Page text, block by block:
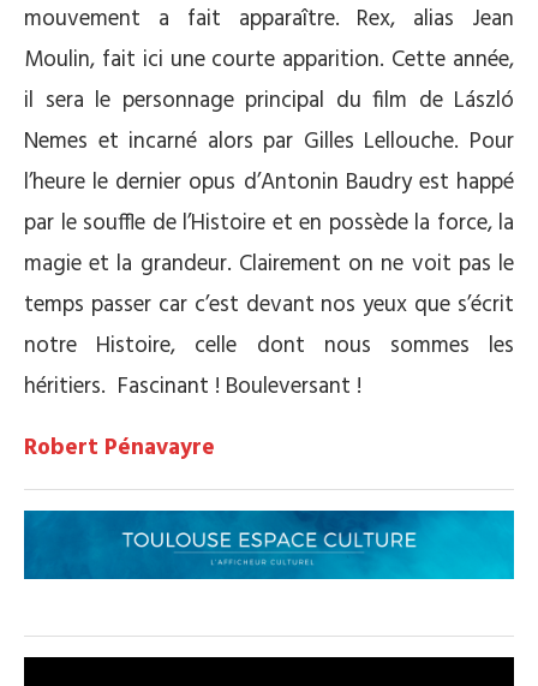
mouvement a fait apparaître. Rex, alias Jean
Moulin, fait ici une courte apparition. Cette année,
il sera le personnage principal du film de László
Nemes et incarné alors par Gilles Lellouche. Pour
l’heure le dernier opus d’Antonin Baudry est happé
par le souffle de l’Histoire et en possède la force, la
magie et la grandeur. Clairement on ne voit pas le
temps passer car c’est devant nos yeux que s’écrit
notre Histoire, celle dont nous sommes les
héritiers. Fascinant ! Bouleversant !
Robert Pénavayre